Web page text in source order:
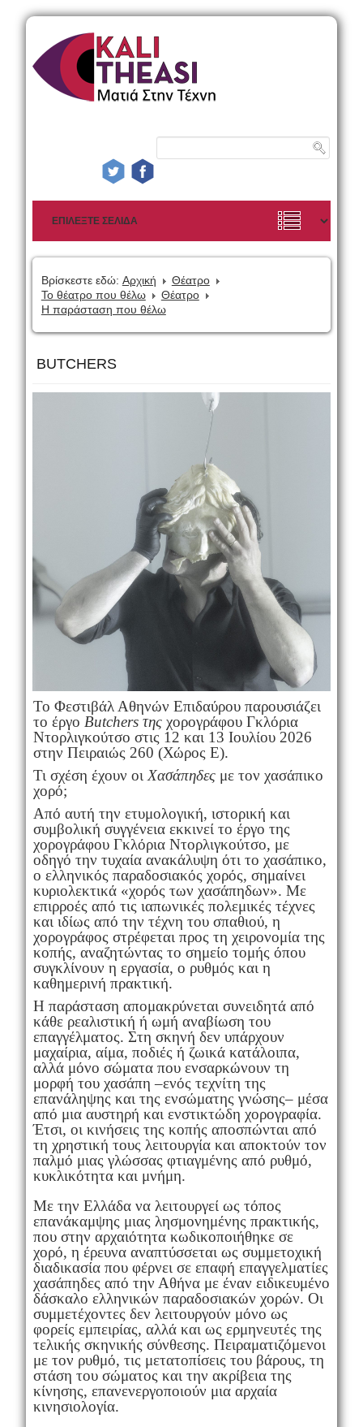
Βρίσκεστε εδώ: Αρχική
Θέατρο
Το θέατρο που θέλω
Θέατρο
Η παράσταση που θέλω
BUTCHERS
To Φεστιβάλ Αθηνών Επιδαύρου παρουσιάζει
το έργο Butchers της χορογράφου Γκλόρια
Ντορλιγκούτσο στις 12 και 13 Ιουλίου 2026
στην Πειραιώς 260 (Χώρος Ε).
Τι σχέση έχουν οιΧασάπηδεςμε τον χασάπικο
χορό;
Από αυτή την ετυμολογική, ιστορική και
συμβολική συγγένεια εκκινεί το έργο της
χορογράφου Γκλόρια Ντορλιγκούτσο, με
οδηγό την τυχαία ανακάλυψη ότι το χασάπικο,
ο ελληνικός παραδοσιακός χορός, σημαίνει
κυριολεκτικά «χορός των χασάπηδων». Με
επιρροές από τις ιαπωνικές πολεμικές τέχνες
και ιδίως από την τέχνη του σπαθιού, η
χορογράφος στρέφεται προς τη χειρονομία της
κοπής, αναζητώντας το σημείο τομής όπου
συγκλίνουν η εργασία, ο ρυθμός και η
καθημερινή πρακτική.
Η παράσταση απομακρύνεται συνειδητά από
κάθε ρεαλιστική ή ωμή αναβίωση του
επαγγέλματος. Στη σκηνή δεν υπάρχουν
μαχαίρια, αίμα, ποδιές ή ζωικά κατάλοιπα,
αλλά μόνο σώματα που ενσαρκώνουν τη
μορφή του χασάπη –ενός τεχνίτη της
επανάληψης και της ενσώματης γνώσης– μέσα
από μια αυστηρή και ενστικτώδη χορογραφία.
Έτσι, οι κινήσεις της κοπής αποσπώνται από
τη χρηστική τους λειτουργία και αποκτούν τον
παλμό μιας γλώσσας φτιαγμένης από ρυθμό,
κυκλικότητα και μνήμη.
Με την Ελλάδα να λειτουργεί ως τόπος
επανάκαμψης μιας λησμονημένης πρακτικής,
που στην αρχαιότητα κωδικοποιήθηκε σε
χορό, η έρευνα αναπτύσσεται ως συμμετοχική
διαδικασία που φέρνει σε επαφή επαγγελματίες
χασάπηδες από την Αθήνα με έναν ειδικευμένο
δάσκαλο ελληνικών παραδοσιακών χορών. Οι
συμμετέχοντες δεν λειτουργούν μόνο ως
φορείς εμπειρίας, αλλά και ως ερμηνευτές της
τελικής σκηνικής σύνθεσης. Πειραματιζόμενοι
με τον ρυθμό, τις μετατοπίσεις του βάρους, τη
στάση του σώματος και την ακρίβεια της
κίνησης, επανενεργοποιούν μια αρχαία
κινησιολογία.